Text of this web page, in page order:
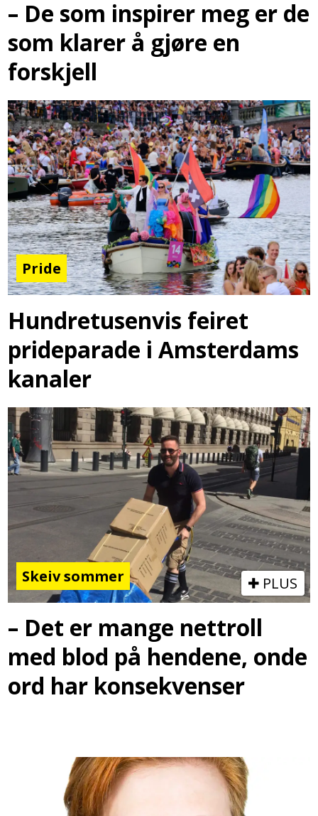
– De som inspirer meg er de
som klarer å gjøre en
forskjell
Pride
Hundretusenvis feiret
prideparade i Amsterdams
kanaler
Skeiv sommer PLUS
– Det er mange nettroll
med blod på hendene, onde
ord har konsekvenser